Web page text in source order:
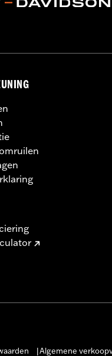
en chromen
Algemene